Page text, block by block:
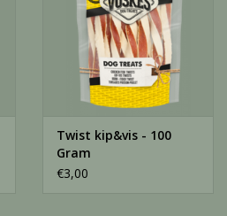
Twist kip&vis - 100
Gram
€3,00